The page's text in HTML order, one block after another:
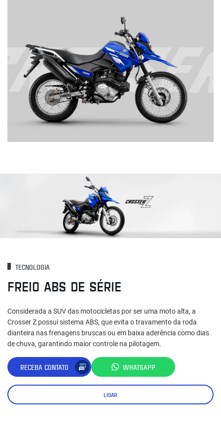
TECNOLOGIA
FREIO ABS DE SÉRIE
Considerada a SUV das motocicletas por ser uma moto alta, a
Crosser Z possui sistema ABS, que evita o travamento da roda
dianteira nas frenagens bruscas ou em baixa aderência como dias
de chuva, garantindo maior controle na pilotagem.
RECEBA CONTATO WHATSAPP
LIGAR